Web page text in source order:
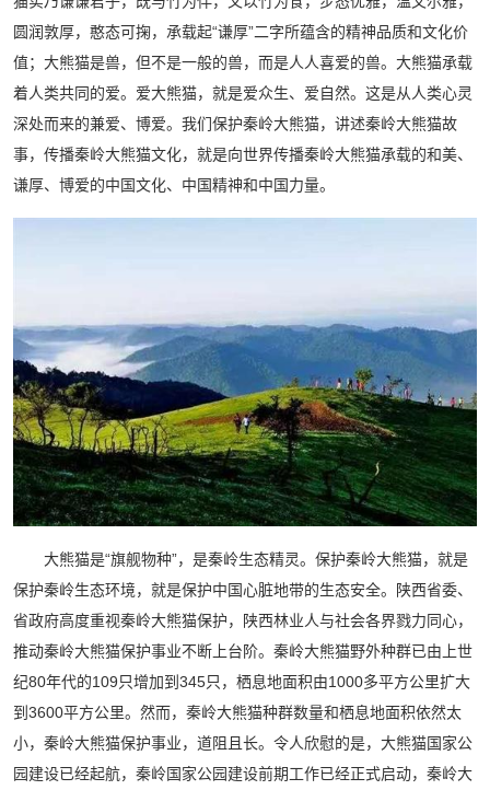
圆润敦厚，憨态可掬，承载起“谦厚”二字所蕴含的精神品质和文化价
值；大熊猫是兽，但不是一般的兽，而是人人喜爱的兽。大熊猫承载
着人类共同的爱。爱大熊猫，就是爱众生、爱自然。这是从人类心灵
深处而来的兼爱、博爱。我们保护秦岭大熊猫，讲述秦岭大熊猫故
事，传播秦岭大熊猫文化，就是向世界传播秦岭大熊猫承载的和美、
谦厚、博爱的中国文化、中国精神和中国力量。
大熊猫是“旗舰物种”，是秦岭生态精灵。保护秦岭大熊猫，就是
保护秦岭生态环境，就是保护中国心脏地带的生态安全。陕西省委、
省政府高度重视秦岭大熊猫保护，陕西林业人与社会各界戮力同心，
推动秦岭大熊猫保护事业不断上台阶。秦岭大熊猫野外种群已由上世
纪80年代的109只增加到345只，栖息地面积由1000多平方公里扩大
到3600平方公里。然而，秦岭大熊猫种群数量和栖息地面积依然太
小，秦岭大熊猫保护事业，道阻且长。令人欣慰的是，大熊猫国家公
园建设已经起航，秦岭国家公园建设前期工作已经正式启动，秦岭大